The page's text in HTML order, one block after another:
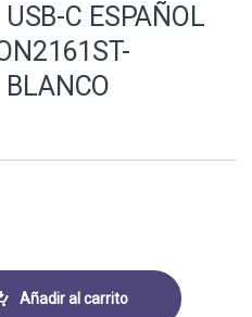
C ESPAÑOL
BLANCO
3 MINI MECANICO USB-C
Añadir al carrito